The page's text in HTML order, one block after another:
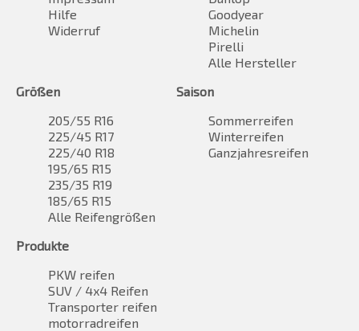
Hilfe
Widerruf
Goodyear
Michelin
Pirelli
Alle Hersteller
Größen
205/55 R16
225/45 R17
225/40 R18
195/65 R15
235/35 R19
185/65 R15
Alle Reifengrößen
Saison
Sommerreifen
Winterreifen
Ganzjahresreifen
Produkte
PKW reifen
SUV / 4x4 Reifen
Transporter reifen
motorradreifen